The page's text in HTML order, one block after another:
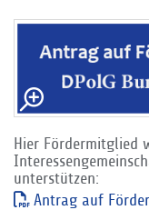
Hier Fördermitglied
unterstützen:
Antrag auf